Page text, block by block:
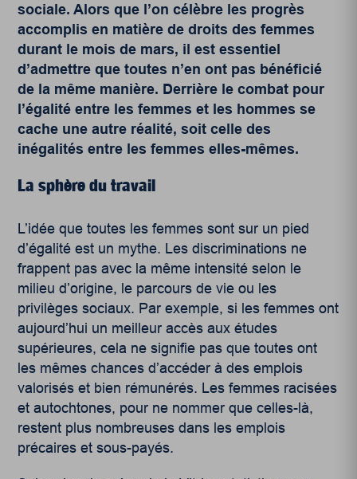
sociale. Alors que l’on célèbre les progrès
accomplis en matière de droits des femmes
durant le mois de mars, il est essentiel
d’admettre que toutes n’en ont pas bénéficié
de la même manière. Derrière le combat pour
l’égalité entre les femmes et les hommes se
cache une autre réalité, soit celle des
inégalités entre les femmes elles-mêmes.
La sphère du travail
L’idée que toutes les femmes sont sur un pied
d’égalité est un mythe. Les discriminations ne
frappent pas avec la même intensité selon le
milieu d’origine, le parcours de vie ou les
privilèges sociaux. Par exemple, si les femmes ont
aujourd’hui un meilleur accès aux études
supérieures, cela ne signifie pas que toutes ont
les mêmes chances d’accéder à des emplois
valorisés et bien rémunérés. Les femmes racisées
et autochtones, pour ne nommer que celles-là,
restent plus nombreuses dans les emplois
précaires et sous-payés​.